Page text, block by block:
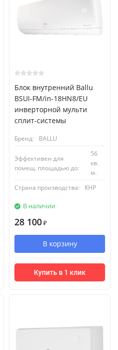
Блок внутренний Ballu
BSUI-FM/in-18HN8/EU
инверторной мульти
сплит-системы
Бренд: BALLU
Эффективен для
помещ. площадью до:
56
кв.
м.
Страна производства:
КНР
В наличии
28 100 ₽
В корзину
Купить в 1 клик